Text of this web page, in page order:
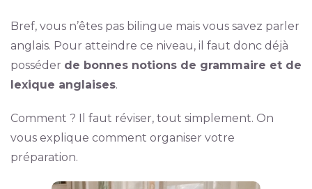
Bref, vous n’êtes pas bilingue mais vous savez parler
anglais. Pour atteindre ce niveau, il faut donc déjà
posséder de bonnes notions de grammaire et de
lexique anglaises.
Comment ? Il faut réviser, tout simplement. On
vous explique comment organiser votre
préparation.